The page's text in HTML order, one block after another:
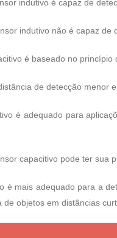
indutivo é capaz de
indutivo não é capaz de
é baseado no
de detecção menor
é adequado para
capacitivo pode ter sua
é mais adequado para a
de objetos em distâncias